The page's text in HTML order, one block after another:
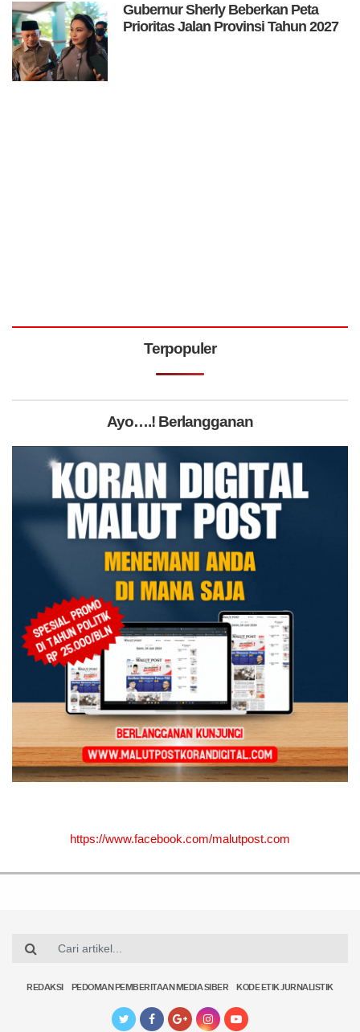
Gubernur Sherly Beberkan Peta
Prioritas Jalan Provinsi Tahun 2027
Terpopuler
Ayo….! Berlangganan
https://www.facebook.com/malutpost.com
REDAKSI PEDOMAN PEMBERITAAN MEDIA SIBER KODE ETIK JURNALISTIK